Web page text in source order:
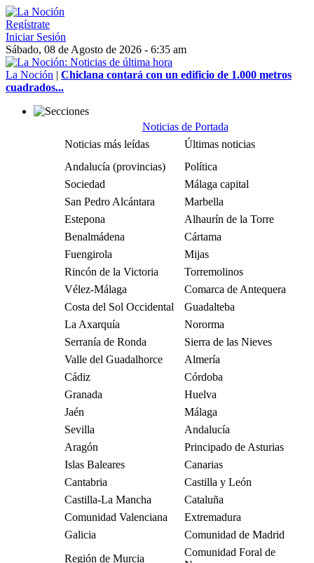
Regístrate
Iniciar Sesión
Sábado, 08 de Agosto de 2026 - 6:35 am
La Noción | Chiclana contará con un edificio de 1.000 metros
cuadrados...
Noticias de Portada
Noticias más leídas
Últimas noticias
Andalucía (provincias)
Política
Sociedad
Málaga capital
San Pedro Alcántara
Marbella
Estepona
Alhaurín de la Torre
Benalmádena
Cártama
Fuengirola
Mijas
Rincón de la Victoria
Torremolinos
Vélez-Málaga
Comarca de Antequera
Costa del Sol Occidental
Guadalteba
La Axarquía
Nororma
Serranía de Ronda
Sierra de las Nieves
Valle del Guadalhorce
Almería
Cádiz
Córdoba
Granada
Huelva
Jaén
Málaga
Sevilla
Andalucía
Aragón
Principado de Asturias
Islas Baleares
Canarias
Cantabria
Castilla y León
Castilla-La Mancha
Cataluña
Comunidad Valenciana
Extremadura
Galicia
Comunidad de Madrid
Región de Murcia
Comunidad Foral de